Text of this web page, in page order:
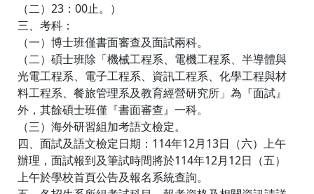
（二）23：00止。）
三、考科：
（一）博士班僅書面審查及面試兩科。
（二）碩士班除「機械工程系、電機工程系、半導體與
光電工程系、電子工程系、資訊工程系、化學工程與材
料工程系、餐旅管理系及教育經營研究所」為『面試』
外，其餘碩士班僅『書面審查』一科。
（三）海外研習組加考語文檢定。
四、面試及語文檢定日期：114年12月13日（六）上午
辦理，面試報到及筆試時間將於114年12月12日（五）
上午於學校首頁公告及報名系統查詢。